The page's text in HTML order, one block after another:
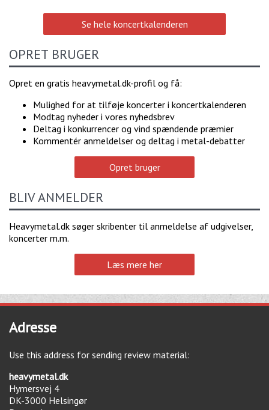
Se hele koncertkalenderen
OPRET BRUGER
Opret en gratis heavymetal.dk-profil og få:
Mulighed for at tilføje koncerter i koncertkalenderen
Modtag nyheder i vores nyhedsbrev
Deltag i konkurrencer og vind spændende præmier
Kommentér anmeldelser og deltag i metal-debatter
Opret bruger
BLIV ANMELDER
Heavymetal.dk søger skribenter til anmeldelse af udgivelser,
koncerter m.m.
Læs mere her
Adresse
Use this address for sending review material:
heavymetal.dk
Hymersvej 4
DK-3000 Helsingør